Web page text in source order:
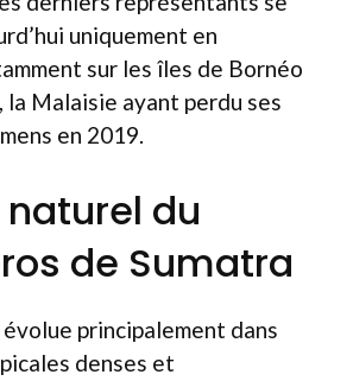
uniquement en
sur les îles de Bornéo
la Malaisie ayant perdu ses
en 2019.
du
de Sumatra
principalement dans
denses et